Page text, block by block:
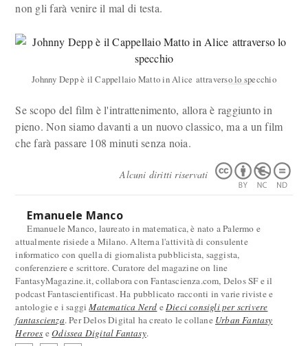
non gli farà venire il mal di testa.
Johnny Depp è il Cappellaio Matto in Alice attraverso lo specchio
Se scopo del film è l'intrattenimento, allora è raggiunto in
pieno. Non siamo davanti a un nuovo classico, ma a un film
che farà passare 108 minuti senza noia.
Alcuni diritti riservati
Emanuele Manco
Emanuele Manco, laureato in matematica, è nato a Palermo e
attualmente risiede a Milano. Alterna l'attività di consulente
informatico con quella di giornalista pubblicista, saggista,
conferenziere e scrittore. Curatore del magazine on line
FantasyMagazine.it, collabora con Fantascienza.com, Delos SF e il
podcast Fantascientificast. Ha pubblicato racconti in varie riviste e
antologie e i saggiMatematica Nerd eDieci consigli per scrivere
fantascienza. Per Delos Digital ha creato le collane Urban Fantasy
Heroes eOdissea Digital Fantasy.